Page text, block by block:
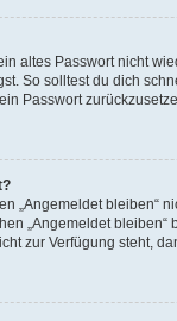
altes Passwort nicht
So solltest du dich
Passwort
„Angemeldet bleiben“
„Angemeldet
zur Verfügung steht,